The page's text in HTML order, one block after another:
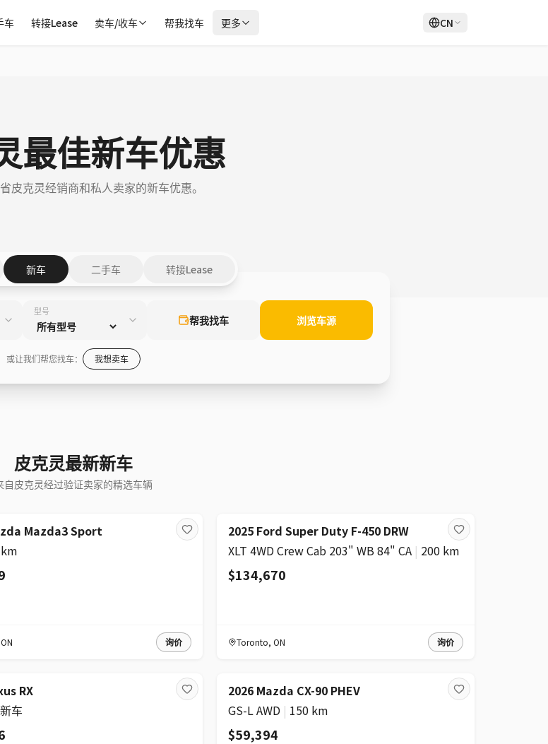
车 转接Lease 卖车/收车 帮我找车 更多 CN
最佳新车优惠
皮克灵经销商和私人卖家的新车优惠。
新车 二手车 转接Lease
型号
帮我找车 浏览车源
或让我们帮您找车： 我想卖车
皮克灵最新新车
自皮克灵经过验证卖家的精选车辆
Mazda3 Sport
ON 询价
2025 Ford Super Duty F-450 DRW
XLT 4WD Crew Cab 203" WB 84" CA | 200 km
$134,670
Toronto, ON 询价
RX
新车
2026 Mazda CX-90 PHEV
GS-L AWD | 150 km
$59,394